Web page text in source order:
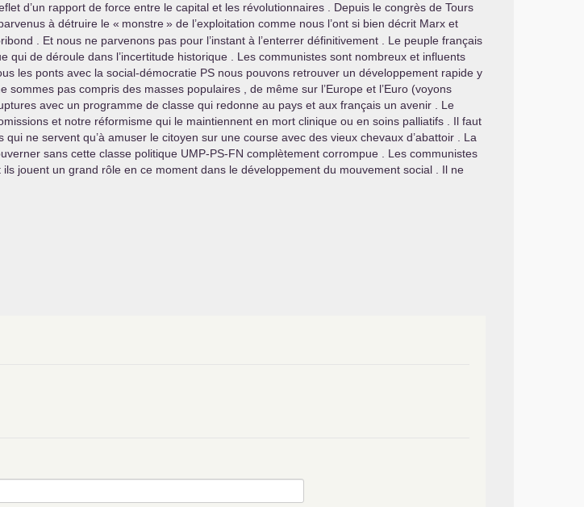
d’un rapport de force entre le capital et les révolutionnaires . Depuis le congrès de Tours
à détruire le « monstre» de l’exploitation comme nous l’ont si bien décrit Marx et
. Et nous ne parvenons pas pour l’instant à l’enterrer définitivement . Le peuple français
qui de déroule dans l’incertitude historique . Les communistes sont nombreux et influents
les ponts avec la social-démocratie PS nous pouvons retrouver un développement rapide y
sommes pas compris des masses populaires , de même sur l’Europe et l’Euro (voyons
avec un programme de classe qui redonne au pays et aux français un avenir . Le
et notre réformisme qui le maintiennent en mort clinique ou en soins palliatifs . Il faut
ne servent qu’à amuser le citoyen sur une course avec des vieux chevaux d’abattoir . La
sans cette classe politique UMP-PS-FN complètement corrompue . Les communistes
jouent un grand rôle en ce moment dans le développement du mouvement social . Il ne